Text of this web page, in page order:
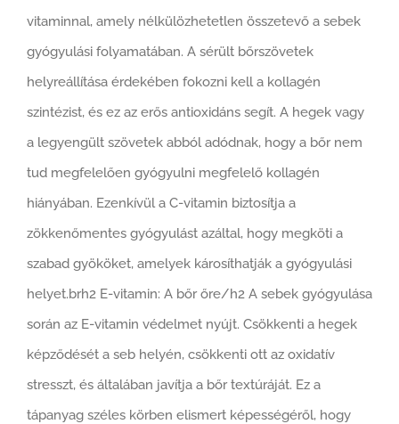
vitaminnal, amely nélkülözhetetlen összetevő a sebek
gyógyulási folyamatában. A sérült bőrszövetek
helyreállítása érdekében fokozni kell a kollagén
szintézist, és ez az erős antioxidáns segít. A hegek vagy
a legyengült szövetek abból adódnak, hogy a bőr nem
tud megfelelően gyógyulni megfelelő kollagén
hiányában. Ezenkívül a C-vitamin biztosítja a
zökkenőmentes gyógyulást azáltal, hogy megköti a
szabad gyököket, amelyek károsíthatják a gyógyulási
helyet.brh2 E-vitamin: A bőr őre/h2 A sebek gyógyulása
során az E-vitamin védelmet nyújt. Csökkenti a hegek
képződését a seb helyén, csökkenti ott az oxidatív
stresszt, és általában javítja a bőr textúráját. Ez a
tápanyag széles körben elismert képességéről, hogy